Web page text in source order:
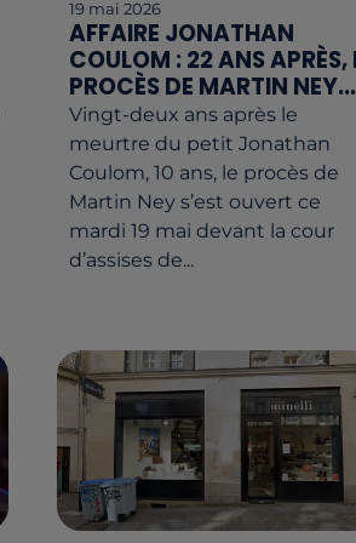
19 mai 2026
AFFAIRE JONATHAN
COULOM : 22 ANS APRÈS,
PROCÈS DE MARTIN NEY...
Vingt-deux ans après le
meurtre du petit Jonathan
Coulom, 10 ans, le procès de
Martin Ney s’est ouvert ce
mardi 19 mai devant la cour
d’assises de...